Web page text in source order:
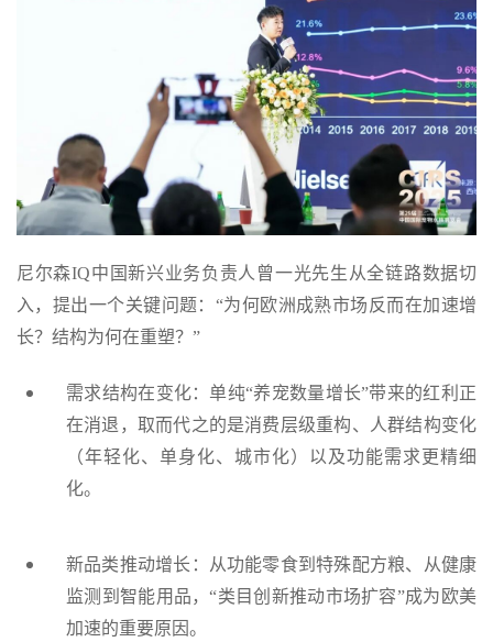
尼尔森IQ中国新兴业务负责人曾一光先生从全链路数据切
入，提出一个关键问题：“为何欧洲成熟市场反而在加速增
长？结构为何在重塑？”
需求结构在变化：单纯“养宠数量增长”带来的红利正
在消退，取而代之的是消费层级重构、人群结构变化
（年轻化、单身化、城市化）以及功能需求更精细
化。
新品类推动增长：从功能零食到特殊配方粮、从健康
监测到智能用品，“类目创新推动市场扩容”成为欧美
加速的重要原因。